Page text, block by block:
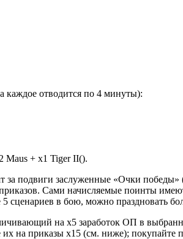
каждое отводится по 4 минуты):
Maus + x1 Tiger II().
за подвиги заслуженные «Очки победы»
Сами начисляемые поинты
сценариев в бою, можно праздновать
на x5 заработок ОП в
их на приказы x15 (см. ниже); покупайте